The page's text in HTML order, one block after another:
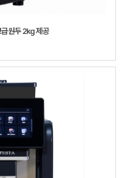
원두 2kg 제공